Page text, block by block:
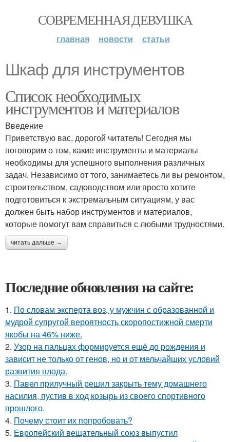
СОВРЕМЕННАЯ ДЕВУШКА
главная новости статьи
Шкаф для инструментов
Список необходимых
инструментов и материалов
Введение
Приветствую вас, дорогой читатель! Сегодня мы
поговорим о том, какие инструменты и материалы
необходимы для успешного выполнения различных
задач. Независимо от того, занимаетесь ли вы ремонтом,
строительством, садоводством или просто хотите
подготовиться к экстремальным ситуациям, у вас
должен быть набор инструментов и материалов,
которые помогут вам справиться с любыми трудностями.
читать дальше →
Последние обновления на сайте:
1. По словам эксперта воз, у мужчин с образованной и
мудрой супругой вероятность скоропостижной смерти
якобы на 46% ниже.
2. Узор на пальцах формируется ещё до рождения и
зависит не только от генов, но и от мельчайших условий
развития плода.
3. Павел прилучный решил закрыть тему домашнего
насилия, пустив в ход козырь из своего спортивного
прошлого.
4. Почему стоит их попробовать?
5. Европейский вещательный союз выпустил